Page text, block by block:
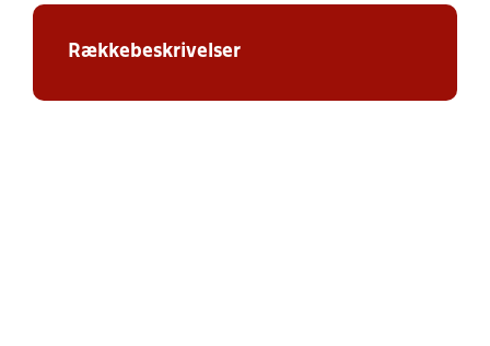
Rækkebeskrivelser